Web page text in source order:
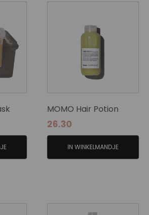
MOMO Hair Potion
26.30
IN WINKELMANDJE